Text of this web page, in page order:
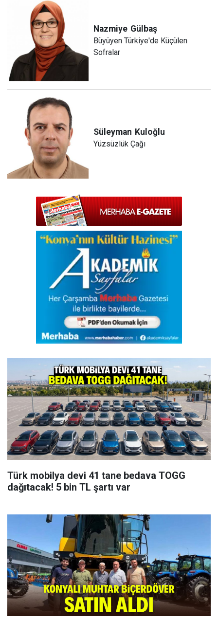
Nazmiye Gülbaş
Büyüyen Türkiye'de Küçülen
Sofralar
Süleyman Kuloğlu
Yüzsüzlük Çağı
Türk mobilya devi 41 tane bedava TOGG
dağıtacak! 5 bin TL şartı var